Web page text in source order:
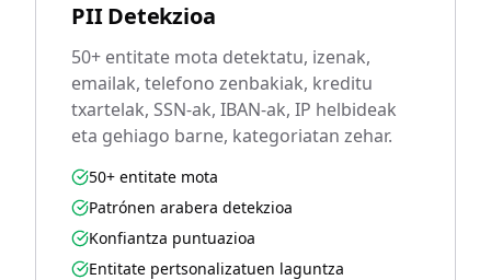
PII Detekzioa
50+ entitate mota detektatu, izenak,
emailak, telefono zenbakiak, kreditu
txartelak, SSN-ak, IBAN-ak, IP helbideak
eta gehiago barne, kategoriatan zehar.
50+ entitate mota
Patrónen arabera detekzioa
Konfiantza puntuazioa
Entitate pertsonalizatuen laguntza